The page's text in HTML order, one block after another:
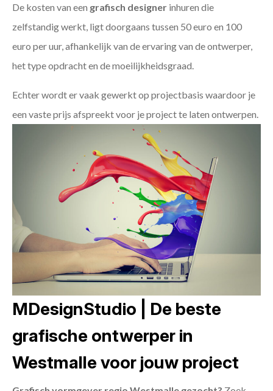
De kosten van een grafisch designer inhuren die
zelfstandig werkt, ligt doorgaans tussen 50 euro en 100
euro per uur, afhankelijk van de ervaring van de ontwerper,
het type opdracht en de moeilijkheidsgraad.
Echter wordt er vaak gewerkt op projectbasis waardoor je
een vaste prijs afspreekt voor je project te laten ontwerpen.
MDesignStudio | De beste
grafische ontwerper in
Westmalle voor jouw project